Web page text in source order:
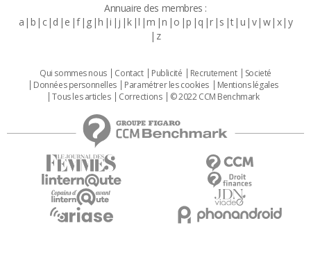
Annuaire des membres :
a b c d e f g h i j k l m n o p q r s t u v w x y
z
Qui sommes nous Contact Publicité Recrutement
Societé
Données personnelles
Paramétrer les cookies
Mentions légales
Tous les articles
Corrections © 2022 CCM Benchmark